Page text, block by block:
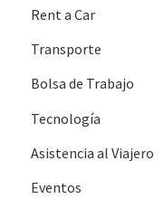
Rent a Car
Transporte
Bolsa de Trabajo
Tecnología
Asistencia al Viajero
Eventos